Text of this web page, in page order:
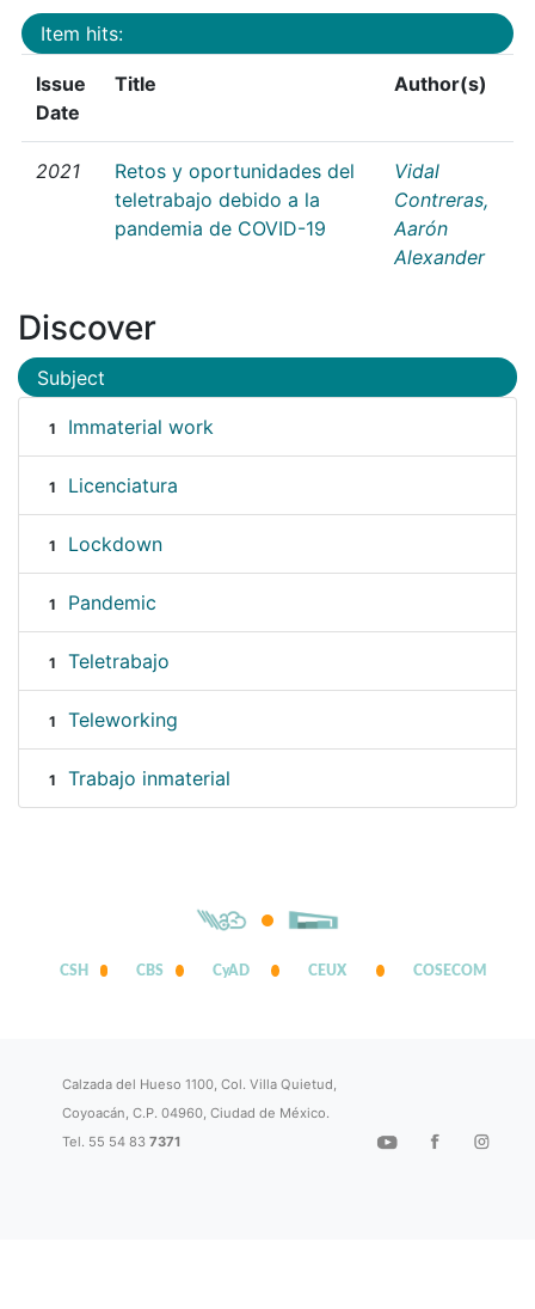
Item hits:
Issue
Date
Title Author(s)
2021
Retos y oportunidades del
teletrabajo debido a la
pandemia de COVID-19
Vidal
Contreras,
Aarón
Alexander
Discover
Subject
1 Immaterial work
1 Licenciatura
1 Lockdown
1 Pandemic
1 Teletrabajo
1 Teleworking
1 Trabajo inmaterial
CSH CBS CyAD CEUX COSECOM
Calzada del Hueso 1100, Col. Villa Quietud,
Coyoacán, C.P. 04960, Ciudad de México.
Tel. 55 54 837371